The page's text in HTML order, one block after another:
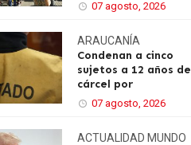
07 agosto, 2026
ARAUCANÍA
Condenan a cinco
sujetos a 12 años de
cárcel por
07 agosto, 2026
ACTUALIDAD MUNDO